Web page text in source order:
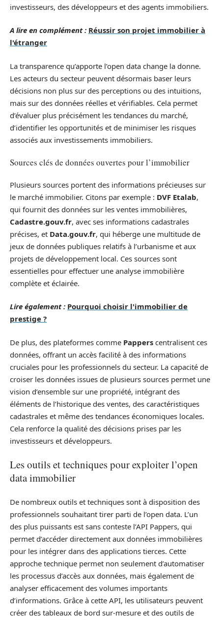
investisseurs, des développeurs et des agents immobiliers.
A lire en complément : Réussir son projet immobilier à
l'étranger
La transparence qu’apporte l’open data change la donne.
Les acteurs du secteur peuvent désormais baser leurs
décisions non plus sur des perceptions ou des intuitions,
mais sur des données réelles et vérifiables. Cela permet
d’évaluer plus précisément les tendances du marché,
d’identifier les opportunités et de minimiser les risques
associés aux investissements immobiliers.
Sources clés de données ouvertes pour l’immobilier
Plusieurs sources portent des informations précieuses sur
le marché immobilier. Citons par exemple : DVF Etalab,
qui fournit des données sur les ventes immobilières,
Cadastre.gouv.fr, avec ses informations cadastrales
précises, et Data.gouv.fr, qui héberge une multitude de
jeux de données publiques relatifs à l’urbanisme et aux
projets de développement local. Ces sources sont
essentielles pour effectuer une analyse immobilière
complète et éclairée.
Lire également : Pourquoi choisir l'immobilier de
prestige ?
De plus, des plateformes comme Pappers centralisent ces
données, offrant un accès facilité à des informations
cruciales pour les professionnels du secteur. La capacité de
croiser les données issues de plusieurs sources permet une
vision d’ensemble sur une propriété, intégrant des
éléments de l’historique des ventes, des caractéristiques
cadastrales et même des tendances économiques locales.
Cela renforce la qualité des décisions prises par les
investisseurs et développeurs.
Les outils et techniques pour exploiter l’open
data immobilier
De nombreux outils et techniques sont à disposition des
professionnels souhaitant tirer parti de l’open data. L’un
des plus puissants est sans conteste l’API Pappers, qui
permet d’accéder directement aux données immobilières
pour les intégrer dans des applications tierces. Cette
approche technique permet non seulement d’automatiser
les processus d’accès aux données, mais également de
analyser efficacement des volumes importants
d’informations. Grâce à cette API, les utilisateurs peuvent
créer des tableaux de bord sur-mesure et des outils de